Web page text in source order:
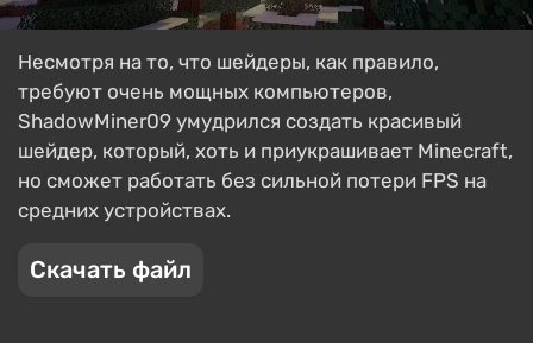
Несмотря на то, что шейдеры, как правило,
требуют очень мощных компьютеров,
ShadowMiner09 умудрился создать красивый
шейдер, который, хоть и приукрашивает Minecraft,
но сможет работать без сильной потери FPS на
средних устройствах.
Скачать файл